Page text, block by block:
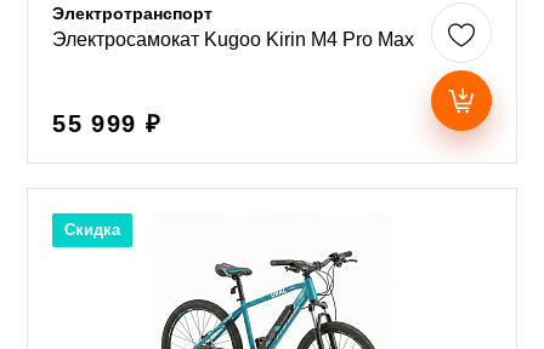
Электротранспорт
Электросамокат Kugoo Kirin M4 Pro Max
55 999 ₽
Скидка